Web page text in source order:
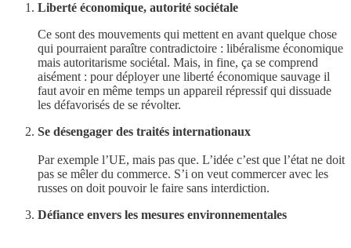
Liberté économique, autorité sociétale
Ce sont des mouvements qui mettent en avant quelque chose
qui pourraient paraître contradictoire : libéralisme économique
mais autoritarisme sociétal. Mais, in fine, ça se comprend
aisément : pour déployer une liberté économique sauvage il
faut avoir en même temps un appareil répressif qui dissuade
les défavorisés de se révolter.
Se désengager des traités internationaux
Par exemple l’UE, mais pas que. L’idée c’est que l’état ne doit
pas se mêler du commerce. S’i on veut commercer avec les
russes on doit pouvoir le faire sans interdiction.
Défiance envers les mesures environnementales